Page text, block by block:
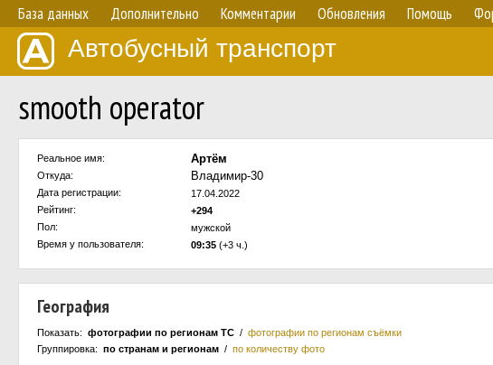
База данных Дополнительно Комментарии Обновления Помощь
Автобусный транспорт
smooth operator
Реальное имя: Артём
Откуда: Владимир-30
Дата регистрации:
17.04.2022
Рейтинг:
+294
Пол:
мужской
Время у пользователя:
09:35 (+3 ч.)
География
Показать: фотографии по регионам ТС / фотографии по регионам съёмки
Группировка: по странам и регионам / по количеству фото